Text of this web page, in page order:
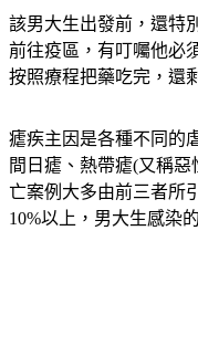
該男大生出發前，還特
前往疫區，有叮囑他必
瘧疾主因是各種不同的
間日瘧、熱帶瘧(又稱
亡案例大多由前三者所